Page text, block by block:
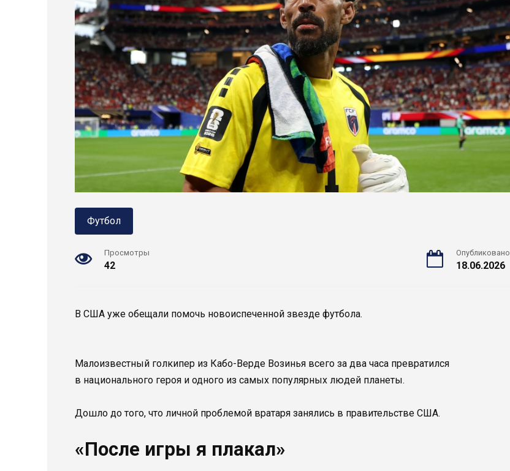
Футбол
Просмотры
42
Опубликовано
18.06.2026
В США уже обещали помочь новоиспеченной звезде футбола.
Малоизвестный голкипер из Кабо-Верде Возинья всего за два часа превратился
в национального героя и одного из самых популярных людей планеты.
Дошло до того, что личной проблемой вратаря занялись в правительстве США.
«После игры я плакал»